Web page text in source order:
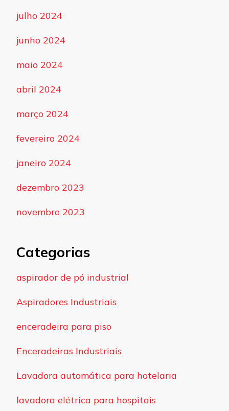
julho 2024
junho 2024
maio 2024
abril 2024
março 2024
fevereiro 2024
janeiro 2024
dezembro 2023
novembro 2023
Categorias
aspirador de pó industrial
Aspiradores Industriais
enceradeira para piso
Enceradeiras Industriais
Lavadora automática para hotelaria
lavadora elétrica para hospitais